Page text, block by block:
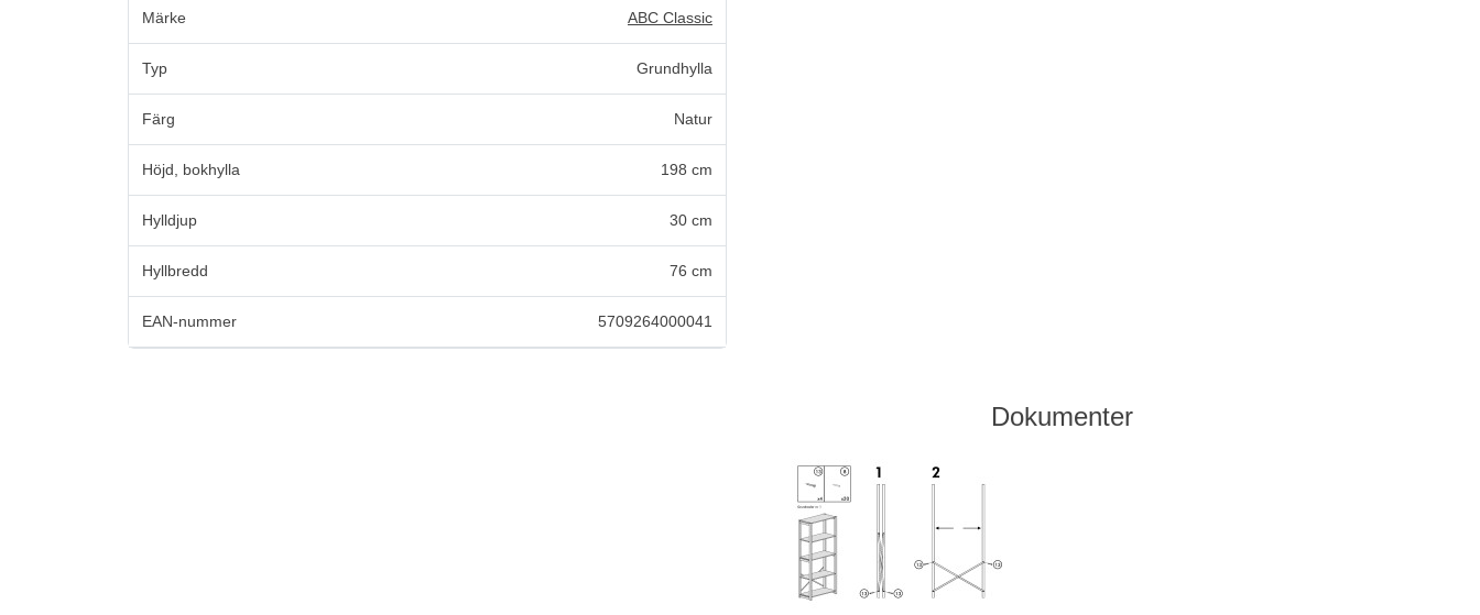
Märke ABC Classic
Typ Grundhylla
Färg Natur
Höjd, bokhylla 198 cm
Hylldjup 30 cm
Hyllbredd 76 cm
EAN-nummer 5709264000041
Dokumenter